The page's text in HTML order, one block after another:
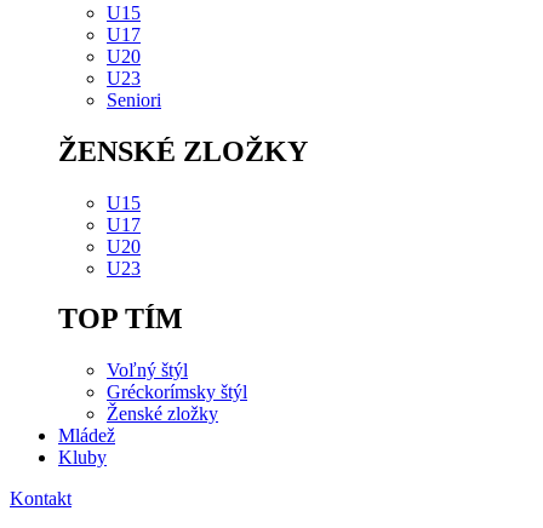
U15
U17
U20
U23
Seniori
ŽENSKÉ ZLOŽKY
U15
U17
U20
U23
TOP TÍM
Voľný štýl
Gréckorímsky štýl
Ženské zložky
Mládež
Kluby
Kontakt